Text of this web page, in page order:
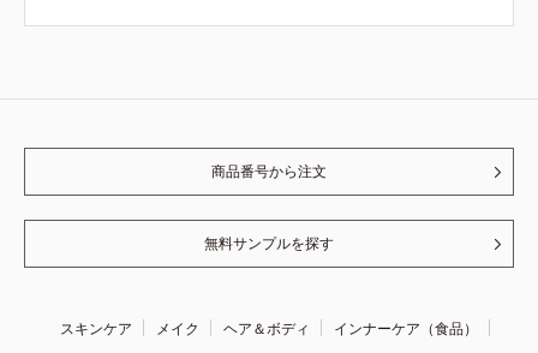
商品番号から注文
無料サンプルを探す
スキンケア メイク ヘア＆ボディ
インナーケア（食品）